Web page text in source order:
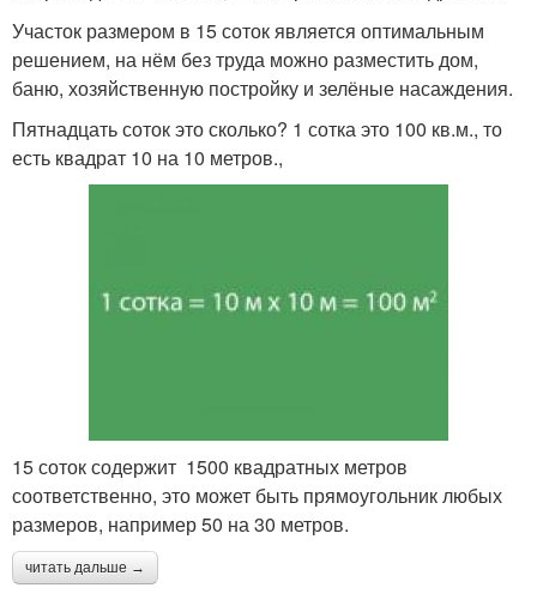
Участок размером в 15 соток является оптимальным
решением, на нём без труда можно разместить дом,
баню, хозяйственную постройку и зелёные насаждения.
Пятнадцать соток это сколько? 1 сотка это 100 кв.м., то
есть квадрат 10 на 10 метров.,
15 соток содержит 1500 квадратных метров
соответственно, это может быть прямоугольник любых
размеров, например 50 на 30 метров.
читать дальше →